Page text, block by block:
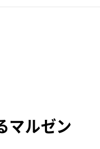
マルゼン